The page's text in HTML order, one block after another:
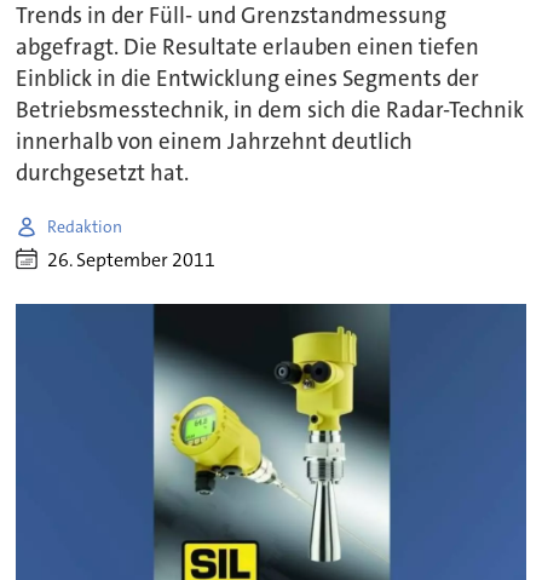
Trends in der Füll- und Grenzstandmessung
abgefragt. Die Resultate erlauben einen tiefen
Einblick in die Entwicklung eines Segments der
Betriebsmesstechnik, in dem sich die Radar-Technik
innerhalb von einem Jahrzehnt deutlich
durchgesetzt hat.
Redaktion
26. September 2011